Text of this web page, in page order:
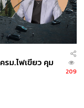
รม.ไฟเขียว คุม
209